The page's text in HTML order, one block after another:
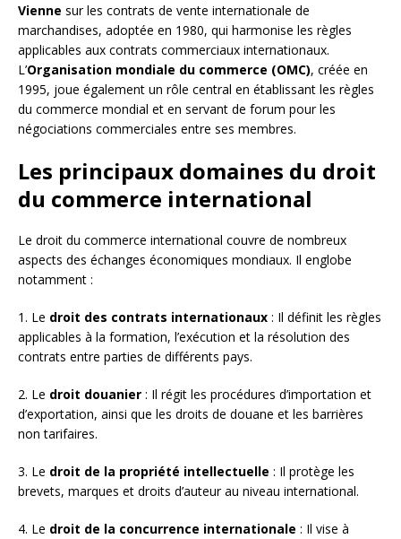
Vienne sur les contrats de vente internationale de
marchandises, adoptée en 1980, qui harmonise les règles
applicables aux contrats commerciaux internationaux.
L’Organisation mondiale du commerce (OMC), créée en
1995, joue également un rôle central en établissant les règles
du commerce mondial et en servant de forum pour les
négociations commerciales entre ses membres.
Les principaux domaines du droit
du commerce international
Le droit du commerce international couvre de nombreux
aspects des échanges économiques mondiaux. Il englobe
notamment :
1. Le droit des contrats internationaux : Il définit les règles
applicables à la formation, l’exécution et la résolution des
contrats entre parties de différents pays.
2. Le droit douanier : Il régit les procédures d’importation et
d’exportation, ainsi que les droits de douane et les barrières
non tarifaires.
3. Le droit de la propriété intellectuelle : Il protège les
brevets, marques et droits d’auteur au niveau international.
4. Le droit de la concurrence internationale : Il vise à